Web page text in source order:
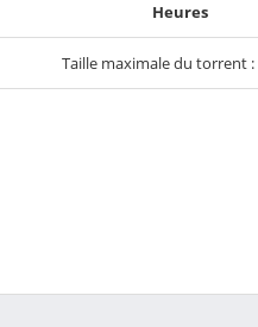
Heures
Taille maximale du torrent :